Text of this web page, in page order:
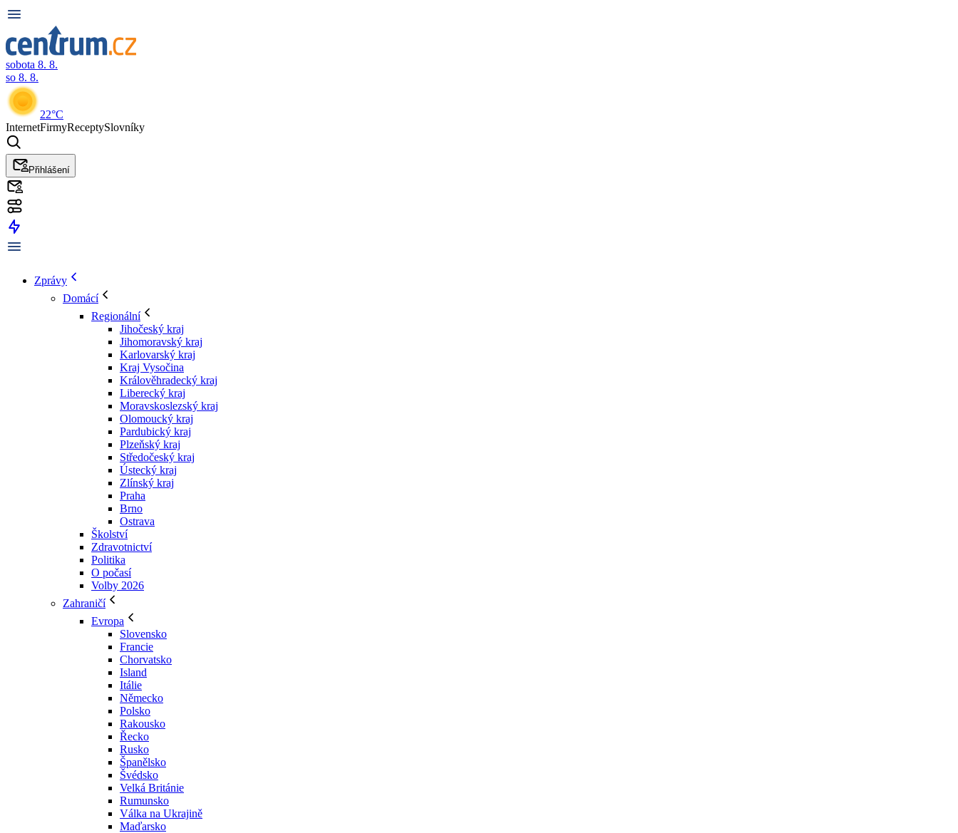
sobota 8. 8.
so 8. 8.
22°C
InternetFirmyReceptySlovníky
Přihlášení
Zprávy
Domácí
Regionální
Jihočeský kraj
Jihomoravský kraj
Karlovarský kraj
Kraj Vysočina
Králověhradecký kraj
Liberecký kraj
Moravskoslezský kraj
Olomoucký kraj
Pardubický kraj
Plzeňský kraj
Středočeský kraj
Ústecký kraj
Zlínský kraj
Praha
Brno
Ostrava
Školství
Zdravotnictví
Politika
O počasí
Volby 2026
Zahraničí
Evropa
Slovensko
Francie
Chorvatsko
Island
Itálie
Německo
Polsko
Rakousko
Řecko
Rusko
Španělsko
Švédsko
Velká Británie
Rumunsko
Válka na Ukrajině
Maďarsko